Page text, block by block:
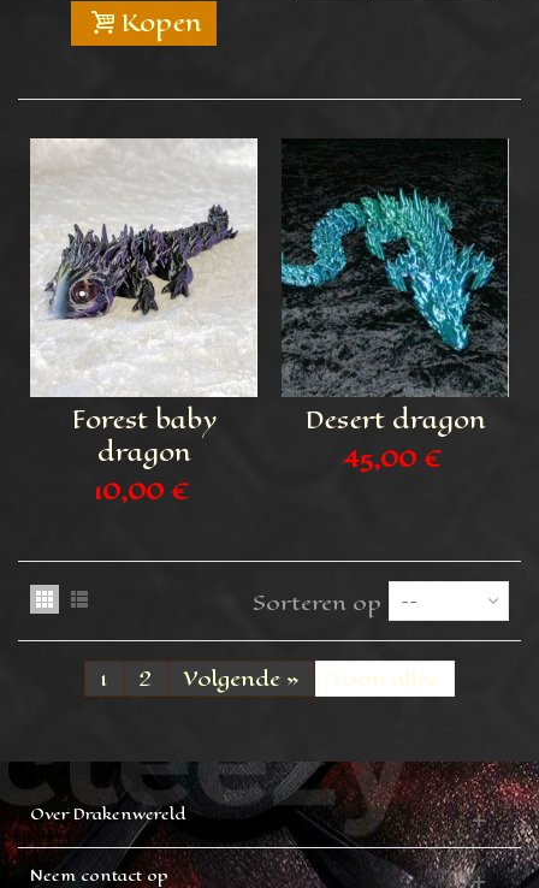
Kopen
Forest baby
dragon
10,00 €
Desert dragon
45,00 €
Sorteren op --
1 2 Volgende» Toon alles
Over Drakenwereld
Neem contact op